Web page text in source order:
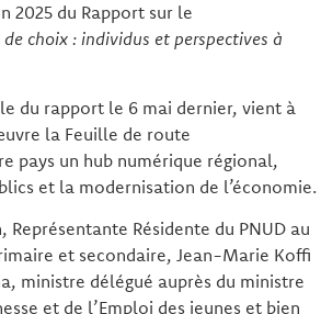
2025 du Rapport sur le
choix : individus et perspectives à
du rapport le 6 mai dernier, vient à
la Feuille de route
pays un hub numérique régional,
et la modernisation de l’économie.
Représentante Résidente du PNUD au
et secondaire, Jean-Marie Koffi
ministre délégué auprès du ministre
et de l’Emploi des jeunes et bien